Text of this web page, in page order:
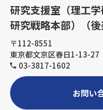
研究支援室（理工
研究戦略本部）（後
〒112-8551
東京都文京区春日1-13-27
03-3817-1602
お問い